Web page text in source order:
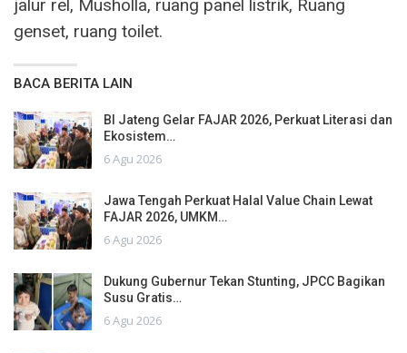
jalur rel, Musholla, ruang panel listrik, Ruang
genset, ruang toilet.
BACA BERITA LAIN
BI Jateng Gelar FAJAR 2026, Perkuat Literasi dan
Ekosistem…
6 Agu 2026
Jawa Tengah Perkuat Halal Value Chain Lewat
FAJAR 2026, UMKM…
6 Agu 2026
Dukung Gubernur Tekan Stunting, JPCC Bagikan
Susu Gratis…
6 Agu 2026